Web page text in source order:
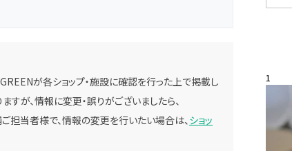
が各ショップ・施設に確認を行った上で掲載し
すが、情報に変更・誤りがございましたら、
担当者様で、情報の変更を行いたい場合は、ショッ
1